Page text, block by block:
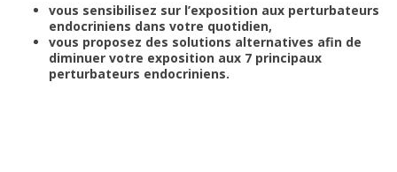
vous sensibilisez sur l’exposition aux perturbateurs
endocriniens dans votre quotidien,
vous proposez des solutions alternatives afin de
diminuer votre exposition aux 7 principaux
perturbateurs endocriniens.